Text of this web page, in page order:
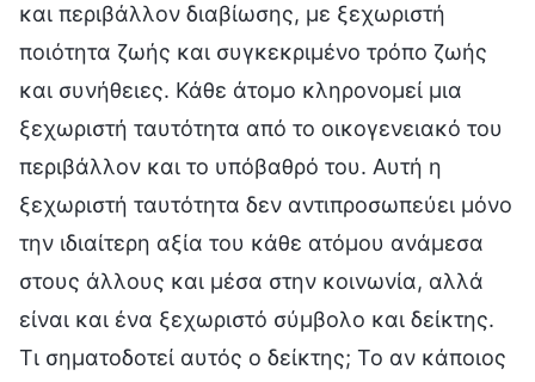
και περιβάλλον διαβίωσης, με ξεχωριστή
ποιότητα ζωής και συγκεκριμένο τρόπο ζωής
και συνήθειες. Κάθε άτομο κληρονομεί μια
ξεχωριστή ταυτότητα από το οικογενειακό του
περιβάλλον και το υπόβαθρό του. Αυτή η
ξεχωριστή ταυτότητα δεν αντιπροσωπεύει μόνο
την ιδιαίτερη αξία του κάθε ατόμου ανάμεσα
στους άλλους και μέσα στην κοινωνία, αλλά
είναι και ένα ξεχωριστό σύμβολο και δείκτης.
Τι σηματοδοτεί αυτός ο δείκτης; Το αν κάποιος